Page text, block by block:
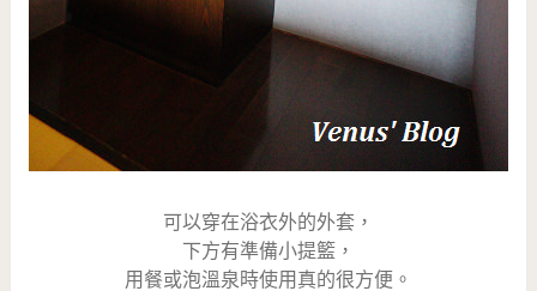
可以穿在浴衣外的外套，
下方有準備小提籃，
用餐或泡溫泉時使用真的很方便。